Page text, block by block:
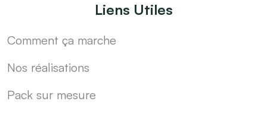
Liens Utiles
Comment ça marche
Nos réalisations
Pack sur mesure